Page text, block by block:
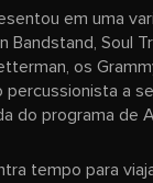
em uma
Soul
os
a
do programa de
tempo para